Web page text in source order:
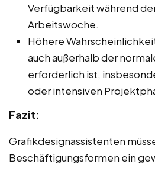
Verfügbarkeit während
Arbeitswoche.
Höhere
auch außerhalb der
erforderlich ist,
oder intensiven
Fazit:
Grafikdesignassistenten
Beschäftigungsformen ein